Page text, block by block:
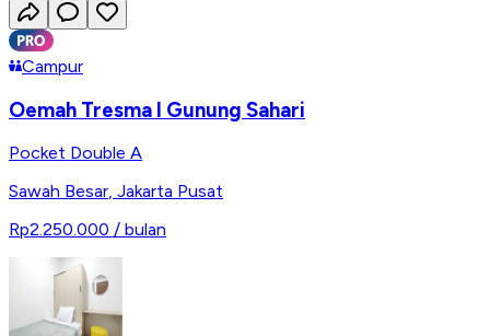
Campur
Oemah Tresma I Gunung Sahari
Pocket Double A
Sawah Besar, Jakarta Pusat
Rp2.250.000 / bulan